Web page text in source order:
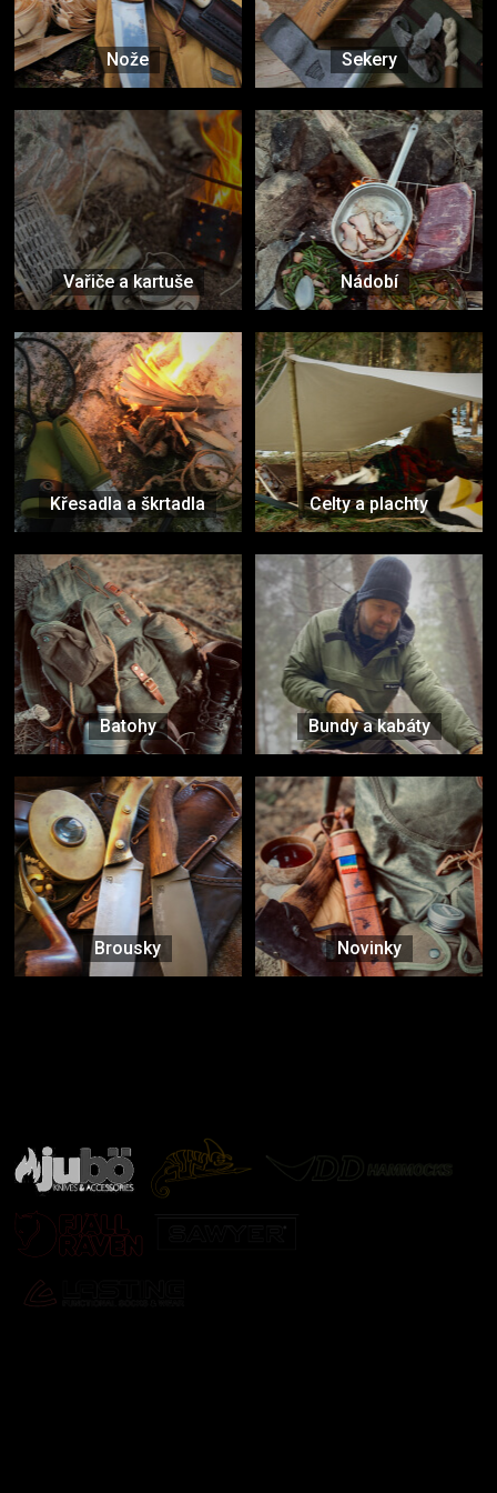
Nože Sekery
Vařiče a kartuše Nádobí
Křesadla a škrtadla Celty a plachty
Batohy Bundy a kabáty
Brousky Novinky